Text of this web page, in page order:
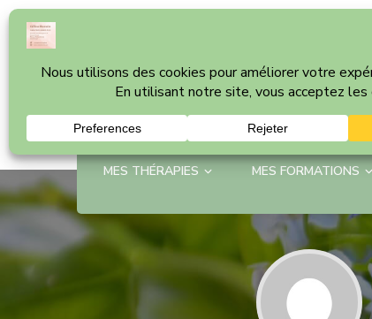
Céline Bonvin
Cabinet thérapeutique à Nyon – Vaud
MES THÉRAPIES MES FORMATIONS